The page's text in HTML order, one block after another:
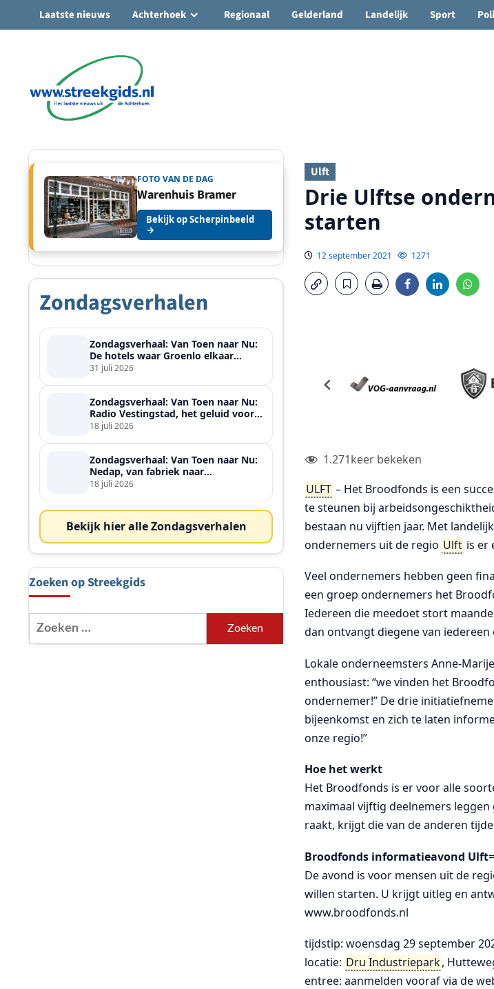
🌤️ Groenlo:23°C •
Ga
inhoud
Laatste nieuws Achterhoek Regionaal Gelderland Landelijk Sport
Ulft
Drie Ulftse
starten
12 september 2021 1271
1.271keer bekeken
ULFT – Het Broodfonds is een
te steunen bij
bestaan nu vijftien jaar. Met
ondernemers uit de regio Ulft is er
Veel ondernemers hebben geen
een groep ondernemers het
Iedereen die meedoet stort
dan ontvangt diegene van
Lokale onderneemsters Anne-
enthousiast: “we vinden het
ondernemer!” De drie
bijeenkomst en zich te laten
onze regio!”
Hoe het werkt
Het Broodfonds is er voor alle
maximaal vijftig deelnemers
raakt, krijgt die van de anderen
Broodfonds informatieavond Ulft=
De avond is voor mensen uit de
willen starten. U krijgt uitleg en
www.broodfonds.nl
tijdstip: woensdag 29 september
locatie: Dru Industriepark,
entree: aanmelden vooraf via de
FOTO VAN DE DAG
Warenhuis Bramer
Bekijk op Scherpinbeeld
→
Zondagsverhalen
Zondagsverhaal: Van Toen naar Nu:
De hotels waar Groenlo elkaar
ontmoette
31 juli 2026
Zondagsverhaal: Van Toen naar Nu:
Radio Vestingstad, het geluid voor
heel de streek
18 juli 2026
Zondagsverhaal: Van Toen naar Nu:
Nedap, van fabriek naar
wereldspeler
18 juli 2026
Bekijk hier alle Zondagsverhalen
Zoeken op Streekgids
Zoeken
naar: